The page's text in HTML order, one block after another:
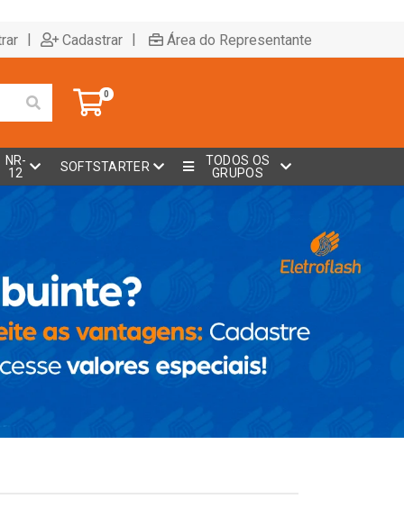
| Cadastrar | Área do Representante
0
NR-
12
SOFTSTARTER
TODOS OS
GRUPOS